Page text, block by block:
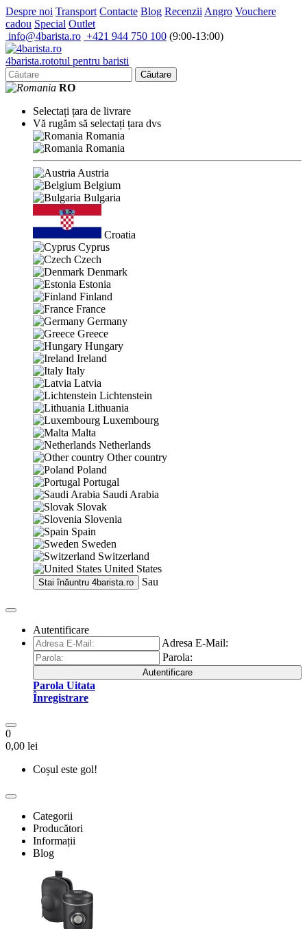
Despre noi Transport Contacte Blog Recenzii Angro Vouchere
cadou Special Outlet
info@4barista.ro +421 944 750 100 (9:00-13:00)
4barista.rototul pentru baristi
Căutare
RO
Selectați țara de livrare
Vă rugăm să selectați țara dvs
Romania
Romania
Austria
Belgium
Bulgaria
Croatia
Cyprus
Czech
Denmark
Estonia
Finland
France
Germany
Greece
Hungary
Ireland
Italy
Latvia
Lichtenstein
Lithuania
Luxembourg
Malta
Netherlands
Other country
Poland
Portugal
Saudi Arabia
Slovak
Slovenia
Spain
Sweden
Switzerland
United States
Stai înăuntru 4barista.ro Sau
Autentificare
Adresa E-Mail:
Parola:
Autentificare
Parola Uitata
Înregistrare
0
0,00 lei
Coșul este gol!
Categorii
Producători
Informații
Blog